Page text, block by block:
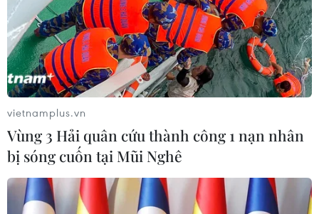
17/04/2023 09:57
Nguyên Giám đốc Bệnh viện Tim Hà Nội Nguyễn
Quang Tuấn thừa nhận việc chỉ định thầu để đưa vật tư
vào bệnh viện là sai nhưng cho biết là bị cáo “không
còn cách nào khác."
vietnamplus.vn
Vùng 3 Hải quân cứu thành công 1 nạn nhân
bị sóng cuốn tại Mũi Nghê